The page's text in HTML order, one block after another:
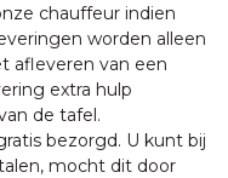
chauffeur indien
worden alleen
afleveren van een
extra hulp
de tafel.
bezorgd. U kunt bij
mocht dit door